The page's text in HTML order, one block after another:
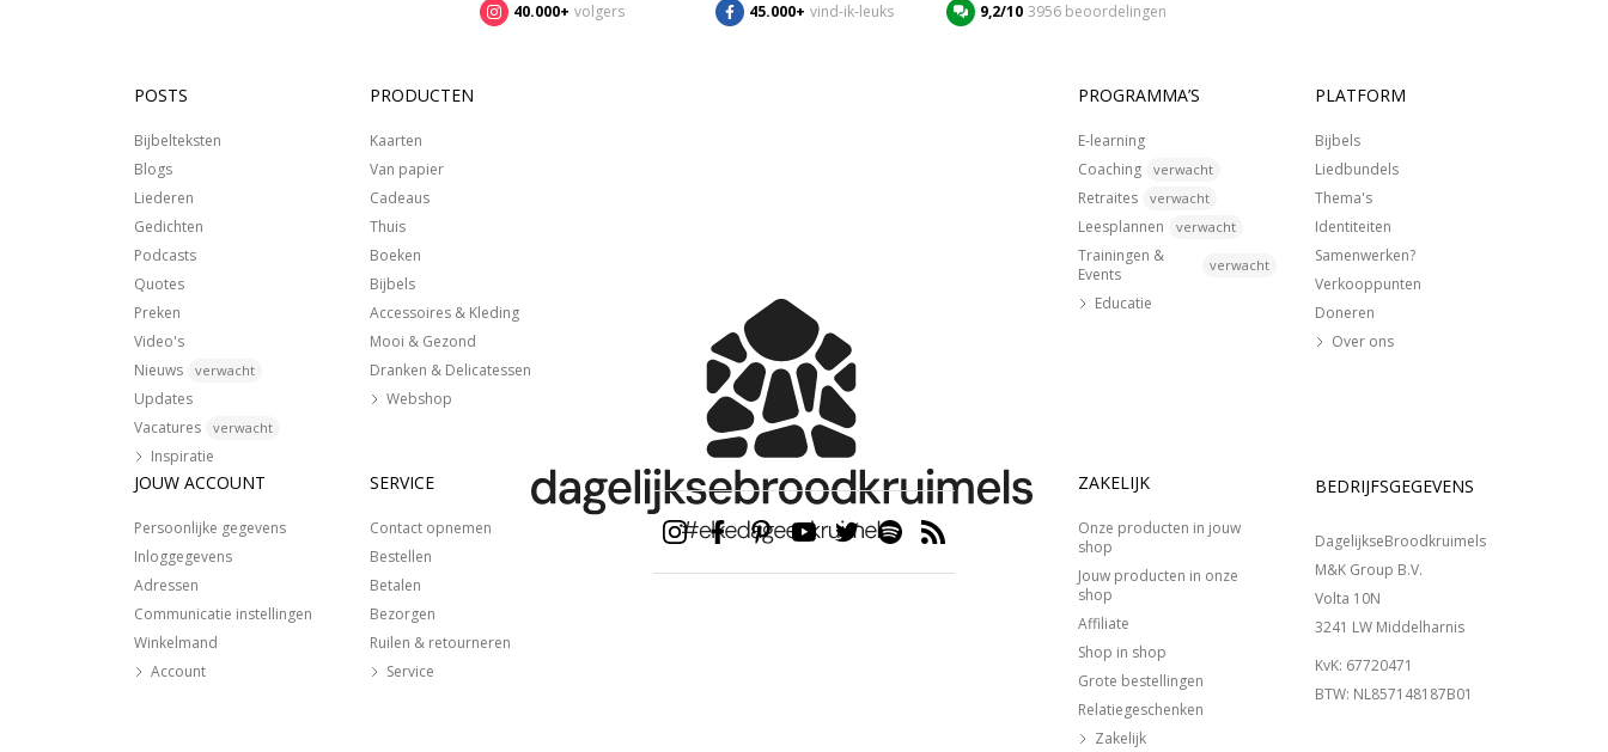
40.000+ volgers 45.000+ vind-ik-leuks 9,2/10 3956 beoordelingen
POSTS
Bijbelteksten
Blogs
Liederen
Gedichten
Podcasts
Quotes
Preken
Video's
Nieuws
verwacht
Updates
Vacatures
verwacht
Inspiratie
PRODUCTEN
Kaarten
Van papier
Cadeaus
Thuis
Boeken
Bijbels
Accessoires & Kleding
Mooi & Gezond
Dranken & Delicatessen
Webshop
PROGRAMMA’S
E-learning
Coaching
verwacht
Retraites verwacht
Leesplannen verwacht
Trainingen &
Events
verwacht
Educatie
PLATFORM
Bijbels
Liedbundels
Thema's
Identiteiten
Samenwerken?
Verkooppunten
Doneren
Over ons
JOUW ACCOUNT
Persoonlijke gegevens
Inloggegevens
Adressen
Communicatie instellingen
Winkelmand
Account
SERVICE
Contact opnemen
Bestellen
Betalen
Bezorgen
Ruilen & retourneren
Service
ZAKELIJK
Onze producten in jouw
shop
Jouw producten in onze
shop
Affiliate
Shop in shop
Grote bestellingen
Relatiegeschenken
Zakelijk
BEDRIJFSGEGEVENS
DagelijkseBroodkruimels
M&K Group B.V.
Volta 10N
3241 LW Middelharnis
KvK: 67720471
BTW: NL857148187B01